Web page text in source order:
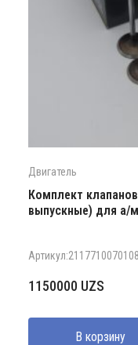
Двигатель
Комплект
выпускные) для а/
1150000 UZS
В корзину